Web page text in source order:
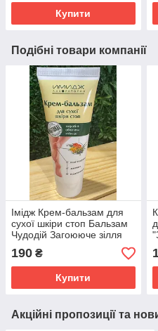
Купити
Подібні товари компанії
Імідж Крем-бальзам для
сухої шкіри стоп Бальзам
Чудодій Загоююче зілля
190 ₴
Купити
Акційні пропозиції та